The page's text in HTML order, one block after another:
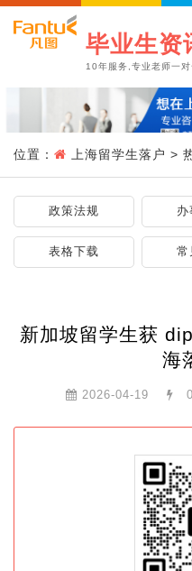
毕业生资
10年服务,专业老师一对
位置： 上海留学生落户 >
政策法规 办
表格下载 常
新加坡留学生获
海
2026-04-19 0